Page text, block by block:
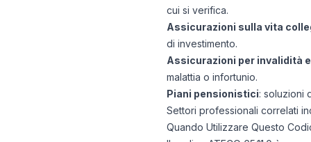
cui si verifica.
Assicurazioni sulla vita
di investimento.
Assicurazioni per invalidità
malattia o infortunio.
Piani pensionistici: soluzioni
Settori professionali correlati
Quando Utilizzare Questo